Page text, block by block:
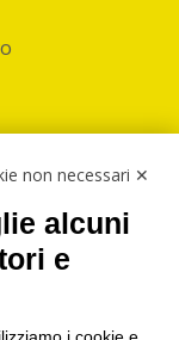
pacchi nelle
non necessari ✕
alcuni
e